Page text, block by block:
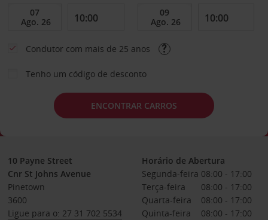
Condutor com mais de 25 anos
Tenho um código de desconto
ENCONTRAR CARROS
10 Payne Street
Cnr St Johns Avenue
Pinetown
3600
Ligue para o: 27 31 702 5534
Horário de Abertura
Segunda-feira 08:00 - 17:00
Terça-feira
08:00 - 17:00
Quarta-feira
08:00 - 17:00
Quinta-feira
08:00 - 17:00